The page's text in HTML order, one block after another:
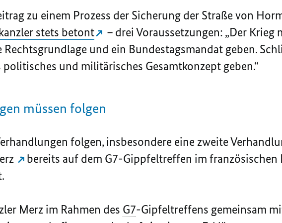
zu einem Prozess der Sicherung der Straße von
stets betont
– drei Voraussetzungen: „Der Krieg
Rechtsgrundlage und ein Bundestagsmandat geben.
und militärisches Gesamtkonzept geben.“
müssen folgen
folgen, insbesondere eine zweite
bereits auf dem G7-Gippfeltreffen im französischen
Merz im Rahmen des G7-Gipfeltreffens gemeinsam